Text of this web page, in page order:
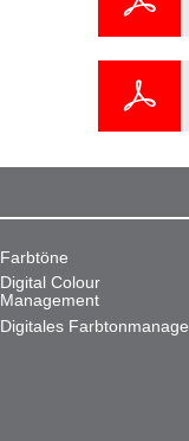
Farbtöne
Digital Colour
Management
Digitales